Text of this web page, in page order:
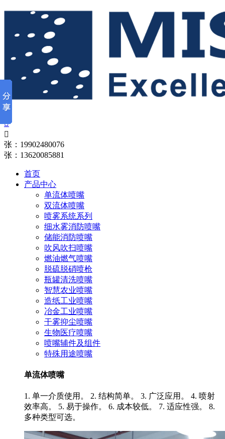


张：19902480076
张：13620085881
首页
产品中心
单流体喷嘴
双流体喷嘴
喷雾系统系列
细水雾消防喷嘴
储能消防喷嘴
吹风吹扫喷嘴
燃油燃气喷嘴
脱硫脱硝喷枪
瓶罐清洗喷嘴
智慧农业喷嘴
造纸工业喷嘴
冶金工业喷嘴
干雾抑尘喷嘴
生物医疗喷嘴
喷嘴辅件及组件
特殊用途喷嘴
单流体喷嘴
1. 单一介质使用。 2. 结构简单。 3. 广泛应用。 4. 喷射
效率高。 5. 易于操作。 6. 成本较低。 7. 适应性强。 8.
多种类型可选。